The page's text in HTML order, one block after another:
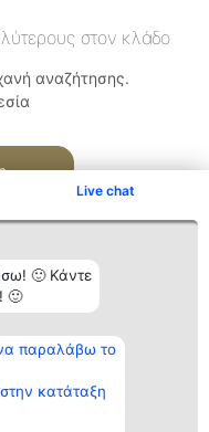
Live chat
🙂 Κάντε
🙂
παραλάβω το
κατάταξη
στον κλάδο
αναζήτησης.
Επικοινωνία
Επικοινωνία